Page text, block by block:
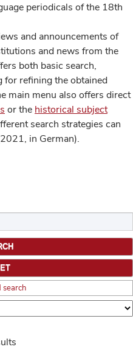
periodicals of the 18th
and announcements of
and news from the
both basic search,
for refining the obtained
main menu also offers direct
or the historical subject
search strategies can
in German).
search